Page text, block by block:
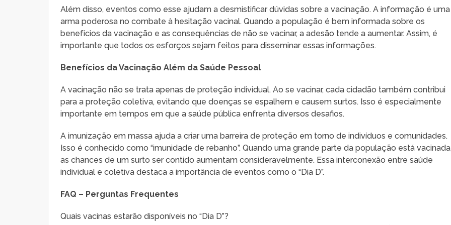
Além disso, eventos como esse ajudam a desmistificar dúvidas sobre a vacinação. A informação é uma
arma poderosa no combate à hesitação vacinal. Quando a população é bem informada sobre os
benefícios da vacinação e as consequências de não se vacinar, a adesão tende a aumentar. Assim, é
importante que todos os esforços sejam feitos para disseminar essas informações.
Benefícios da Vacinação Além da Saúde Pessoal
A vacinação não se trata apenas de proteção individual. Ao se vacinar, cada cidadão também contribui
para a proteção coletiva, evitando que doenças se espalhem e causem surtos. Isso é especialmente
importante em tempos em que a saúde pública enfrenta diversos desafios.
A imunização em massa ajuda a criar uma barreira de proteção em torno de indivíduos e comunidades.
Isso é conhecido como “imunidade de rebanho”. Quando uma grande parte da população está
as chances de um surto ser contido aumentam consideravelmente. Essa interconexão entre saúde
individual e coletiva destaca a importância de eventos como o “Dia D”.
FAQ – Perguntas Frequentes
Quais vacinas estarão disponíveis no “Dia D”?